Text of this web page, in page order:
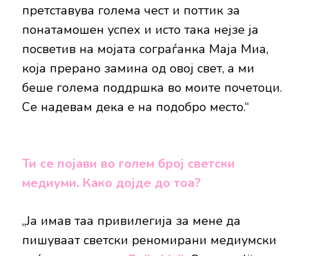
претставува голема чест и поттик за
понатамошен успех и исто така нејзе ја
посветив на мојата сограѓанка Маја Миа,
која прерано замина од овој свет, а ми
беше голема поддршка во моите почетоци.
Се надевам дека е на подобро место.“
Ти се појави во голем број светски
медиуми. Како дојде до тоа?
„Ја имав таа привилегија за мене да
пишуваат светски реномирани медиумски